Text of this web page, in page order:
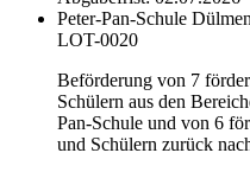
Peter-Pan-Schule
LOT-0020
Beförderung von 7
Schülern aus den
Pan-Schule und von 6
und Schülern zurück